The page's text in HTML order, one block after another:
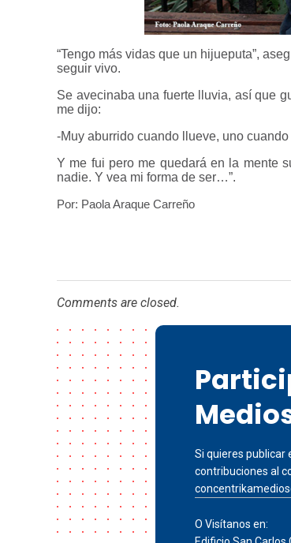
“Tengo más vidas que un hijueputa”,
seguir vivo.
Se avecinaba una fuerte lluvia, así que
me dijo:
-Muy aburrido cuando llueve, uno
Y me fui pero me quedará en la mente
nadie. Y vea mi forma de ser…”.
Por: Paola Araque Carreño
Comments are closed.
Si quieres publicar
contribuciones al
O Visítanos en: